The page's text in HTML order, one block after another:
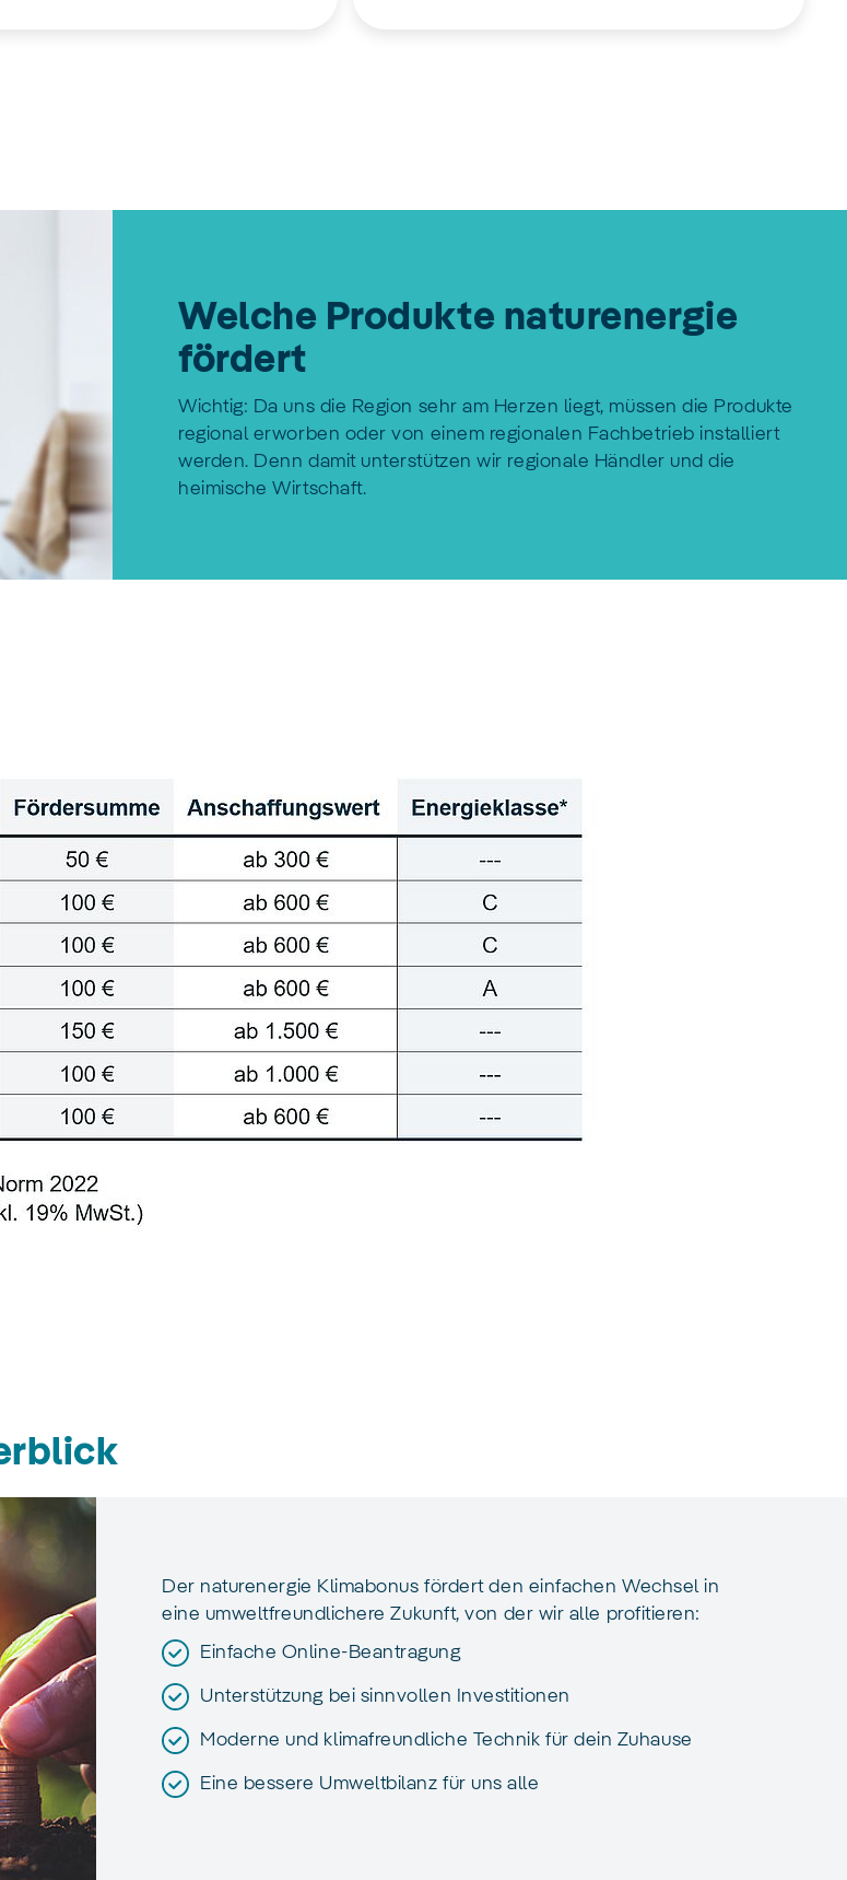
Welche Produkte naturenergie
fördert
Wichtig: Da uns die Region sehr am Herzen liegt, müssen die Produkte
regional erworben oder von einem regionalen Fachbetrieb installiert
werden. Denn damit unterstützen wir regionale Händler und die
heimische Wirtschaft.
Der naturenergie Klimabonus fördert den einfachen Wechsel in
eine umweltfreundlichere Zukunft, von der wir alle profitieren:
Einfache Online-Beantragung
Unterstützung bei sinnvollen Investitionen
Moderne und klimafreundliche Technik für dein Zuhause
Eine bessere Umweltbilanz für uns alle